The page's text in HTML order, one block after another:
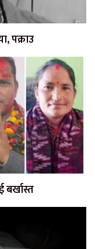
पक्राउ
बर्खास्त